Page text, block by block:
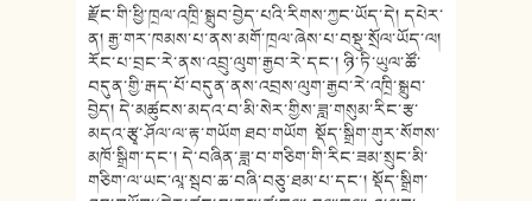
རྫོང་གི་ཕྱི་ཁྲལ་འཁྲི་སྒྲུབ་བྱེད་པའི་རིགས་ཀྱང་ཡོད་དེ། དཔེར་
ན། རྒྱ་གར་ཁམས་པ་ནས་མགོ་ཁྲལ་ཞེས་པ་བསྡུ་སྲོལ་ཡོད་ལ།
རོང་པ་བྲང་རེ་ནས་འབྲུ་ལུག་རྒྱབ་རེ་དང་། ཉི་ཏི་ཡུལ་ཚོ་
བདུན་གྱི་རྒད་པོ་བདུན་ནས་འབྲས་ལུག་རྒྱབ་རེ་འཁྲི་སྒྲུབ་
བྱེད། དེ་མཚུངས་མདའ་བ་མི་སེར་གྱིས་ཟླ་གསུམ་རིང་རྩ་
མདའ་རྩྭ་ཤོལ་ལ་རྟ་གཡོག ཐབ་གཡོག སྡོད་སྒྲིག་གུར་སོགས་
མཁོ་སྒྲིག་དང་། དེ་བཞིན་ཟླ་བ་གཅིག་གི་རིང་ཟམ་སྲུང་མི་
གཅིག་ལ་ཡང་ལཱ་སྦབ་ཆ་བཞི་བཅུ་ཐམ་པ་དང་། སྡོད་སྒྲིག་